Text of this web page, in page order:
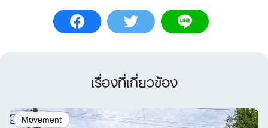
เรื่องที่เกี่ยวข้อง
Movement